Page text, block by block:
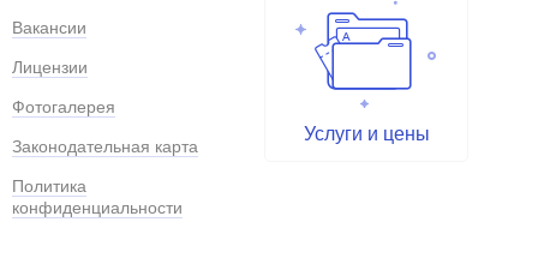
Вакансии
Лицензии
Фотогалерея
Законодательная карта
Политика
конфиденциальности
Услуги и цены